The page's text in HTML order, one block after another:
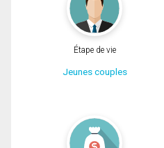
Étape de vie
Jeunes couples